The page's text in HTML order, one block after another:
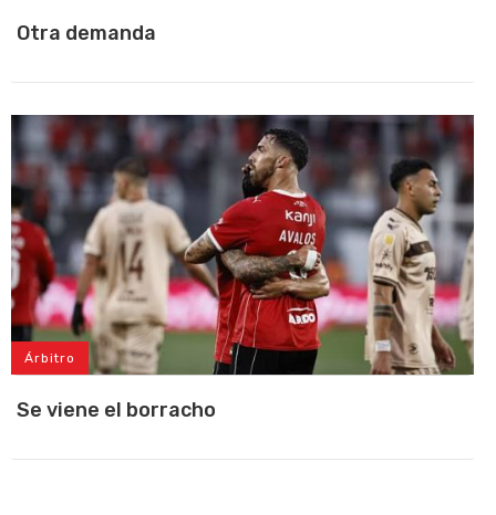
Otra demanda
Árbitro
Se viene el borracho